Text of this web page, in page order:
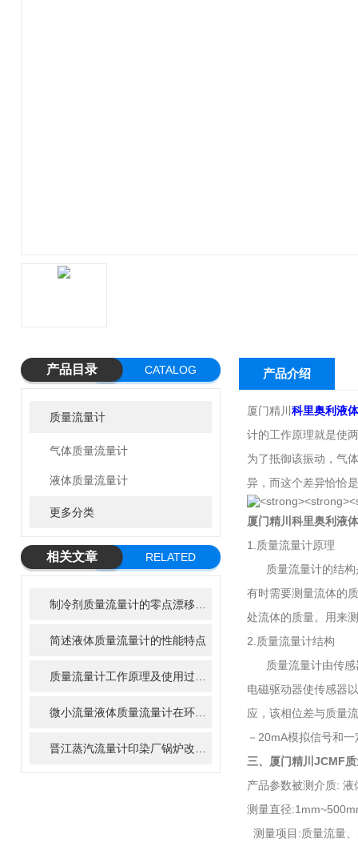
产品目录 CATALOG
质量流量计
气体质量流量计
液体质量流量计
更多分类
相关文章
RELATED
简述液体质量流量计的性能特点
产品介绍
厦门精川 科里奥利液
计的工作原理就是使
为了抵御该振动，气
异，而这个差异恰恰
厦门精川 科里奥利液
1.质量流量计原理
质量流量计的结构
有时需要测量流体的
处流体的质量。用来
2.质量流量计结构
质量流量计由传感
电磁驱动器使传感器
应，该相位差与质量
－20mA模拟信号和
三、厦门精川 JCMF
产品参数被测介质: 液
测量直径
测量项目:质量流量